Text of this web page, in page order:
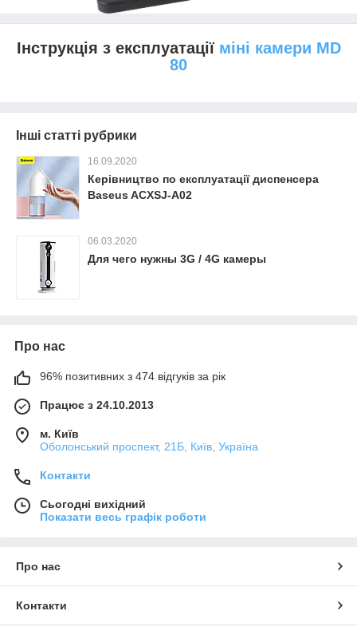
Інструкція з експлуатації міні камери MD
80
Інші статті рубрики
16.09.2020
Керівництво по експлуатації диспенсера
Baseus ACXSJ-A02
06.03.2020
Для чего нужны 3G / 4G камеры
Про нас
96% позитивних з 474 відгуків за рік
Працює з 24.10.2013
м. Київ
Оболонський проспект, 21Б, Київ, Україна
Контакти
Сьогодні вихідний
Показати весь графік роботи
Про нас
Контакти